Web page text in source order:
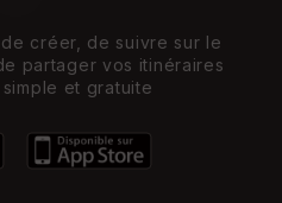
créer, de suivre sur le
partager vos itinéraires
et gratuite